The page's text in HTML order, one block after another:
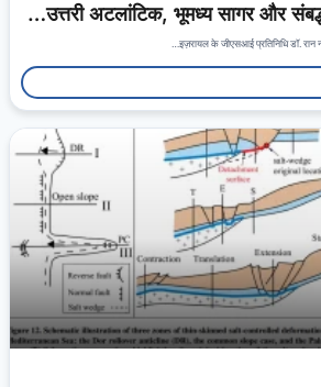
उत्तरी अटलांटिक, भूमध्य सागर और
इज़रायल के जीएसआई प्रतिनिधि डॉ. रान